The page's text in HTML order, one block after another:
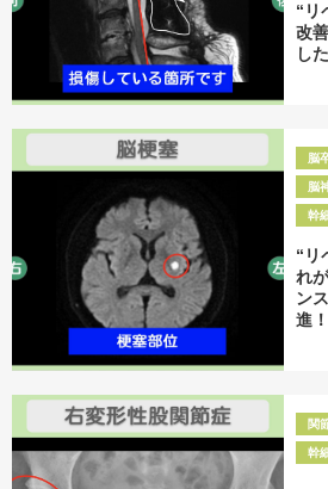
“リ
改
し
脳
脳
幹
“リ
れ
ン
進
関
幹